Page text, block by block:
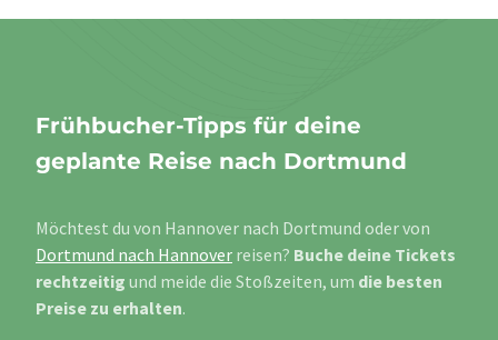
Frühbucher-Tipps für deine
geplante Reise nach Dortmund
Möchtest du von Hannover nach Dortmund oder von
Dortmund nach Hannover reisen? Buche deine Tickets
rechtzeitig und meide die Stoßzeiten, um die besten
Preise zu erhalten.